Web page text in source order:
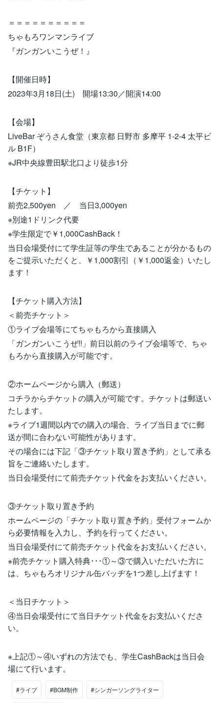
＝＝＝＝＝＝＝＝＝＝
ちゃもろワンマンライブ
『ガンガンいこうぜ！』
【開催日時】
2023年3月18日(土) 開場13:30／開演14:00
【会場】
LiveBar ぞうさん食堂（東京都 日野市 多摩平 1-2-4 太平ビ
ル B1F）
※JR中央線豊田駅北口より徒歩1分
【チケット】
前売2,500yen ／ 当日3,000yen
※別途1ドリンク代要
※学生限定で￥1,000CashBack！
当日会場受付にて学生証等の学生であることが分かるもの
をご提示いただくと、￥1,000割引（￥1,000返金）いたし
ます！
【チケット購入方法】
＜前売チケット＞
①ライブ会場等にてちゃもろから直接購入
「ガンガンいこうぜ!!」前日以前のライブ会場等で、ちゃ
もろから直接購入が可能です。
②ホームページから購入（郵送）
コチラからチケットの購入が可能です。チケットは郵送い
たします。
※ライブ1週間以内での購入の場合、ライブ当日までに郵
送が間に合わない可能性があります。
その場合には下記「③チケット取り置き予約」として承る
旨をご連絡いたします。
当日会場受付にて前売チケット代金をお支払いください。
③チケット取り置き予約
ホームページの「チケット取り置き予約」受付フォームか
ら必要情報を入力し、予約を行ってください。
当日会場受付にて前売チケット代金をお支払いください。
※前売チケット購入特典･･･①～③で購入いただいた方に
は、ちゃもろオリジナル缶バッヂを1つ差し上げます！
＜当日チケット＞
④当日会場受付にて当日チケット代金をお支払いくださ
い。
※上記①～④いずれの方法でも、学生CashBackは当日会
場にて行います。
#ライブ #BGM制作 #シンガーソングライター